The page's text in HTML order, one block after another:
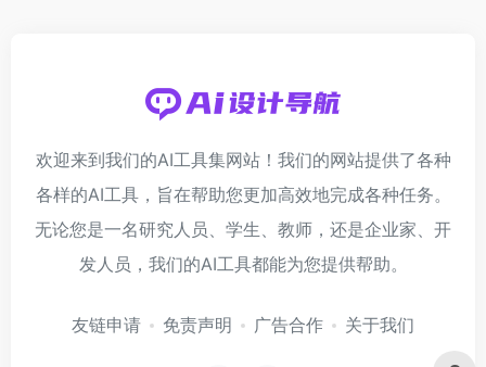
欢迎来到我们的AI工具集网站！我们的网站提供了各种
各样的AI工具，旨在帮助您更加高效地完成各种任务。
无论您是一名研究人员、学生、教师，还是企业家、开
发人员，我们的AI工具都能为您提供帮助。
友链申请 免责声明 广告合作 关于我们